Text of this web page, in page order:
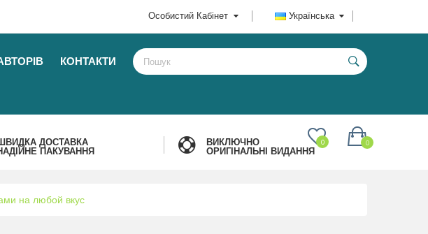
Українська
Особистий Кабінет
КОНТАКТИ
ДОСТАВКА
ПАКУВАННЯ
ВИКЛЮЧНО
ОРИГІНАЛЬНІ ВИДАННЯ
0
0
на любой вкус